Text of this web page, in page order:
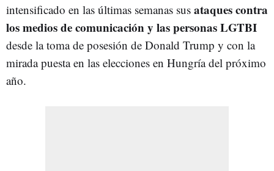
intensificado en las últimas semanas sus ataques contra
los medios de comunicación y las personas LGTBI
desde la toma de posesión de Donald Trump y con la
mirada puesta en las elecciones en Hungría del próximo
año.